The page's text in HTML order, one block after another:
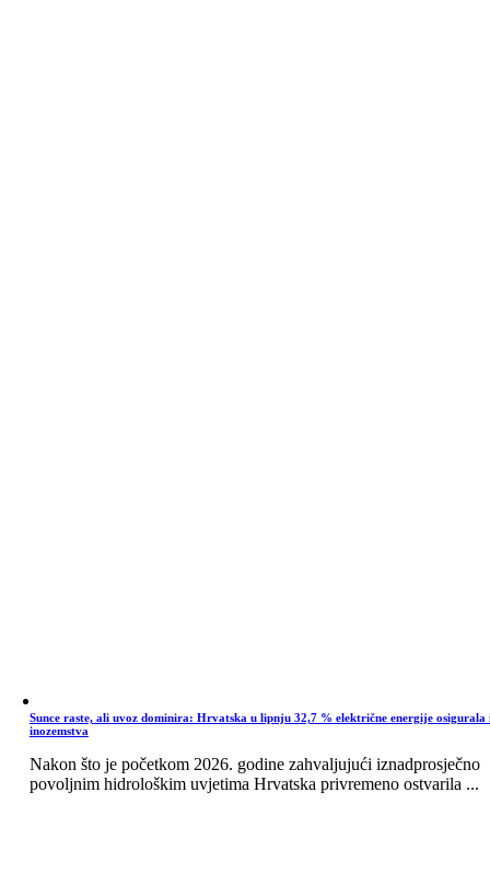
Sunce raste, ali uvoz dominira: Hrvatska u lipnju 32,7 % električne energije osigurala
inozemstva
Nakon što je početkom 2026. godine zahvaljujući iznadprosječno
povoljnim hidrološkim uvjetima Hrvatska privremeno ostvarila ...